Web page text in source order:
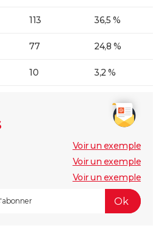
113 36,5 %
77 24,8 %
10 3,2 %
Voir un exemple
Voir un exemple
Voir un exemple